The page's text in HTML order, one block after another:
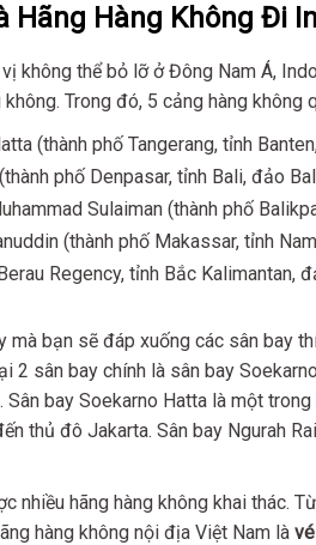
Hãng Hàng Không Đi
không thể bỏ lỡ ở Đông Nam Á,
Trong đó, 5 cảng hàng không
(thành phố Tangerang, tỉnh
phố Denpasar, tỉnh Bali, đảo
Sulaiman (thành phố
(thành phố Makassar, tỉnh
Regency, tỉnh Bắc Kalimantan,
mà bạn sẽ đáp xuống các sân bay
2 sân bay chính là sân bay
Sân bay Soekarno Hatta là một
thủ đô Jakarta. Sân bay Ngurah
nhiều hãng hàng không khai thác.
hàng không nội địa Việt Nam là